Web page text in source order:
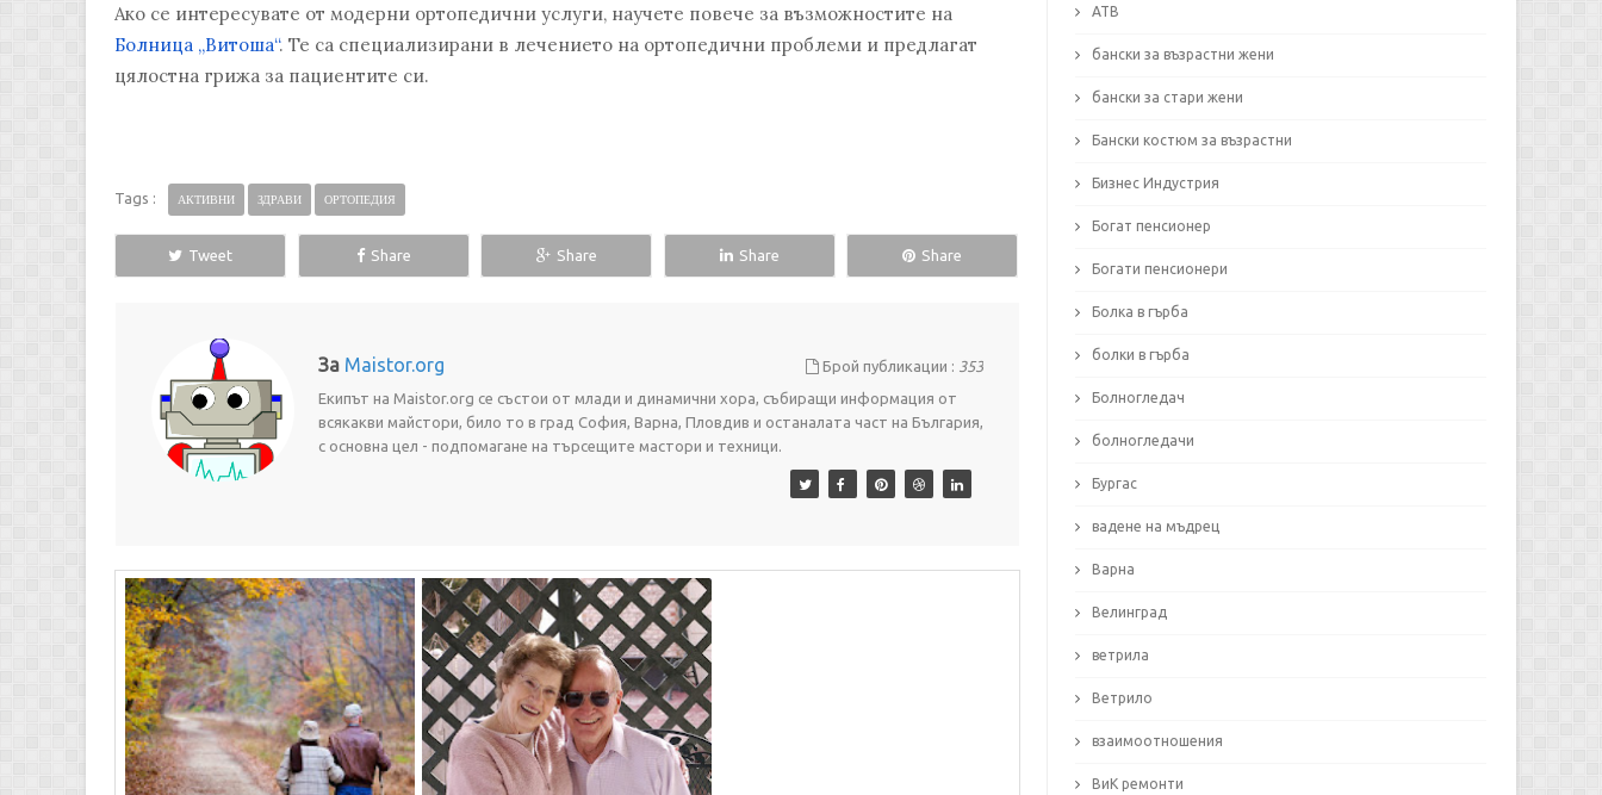
Ако се интересувате от модерни ортопедични услуги, научете повече за възможностите на
Болница „Витоша“. Те са специализирани в лечението на ортопедични проблеми и предлагат
цялостна грижа за пациентите си.
Tags : АКТИВНИ ЗДРАВИ ОРТОПЕДИЯ
Tweet Share Share Share Share
За Maistor.org Брой публикации : 353
Екипът на Maistor.org се състои от млади и динамични хора, събиращи информация от
всякакви майстори, било то в град София, Варна, Пловдив и останалата част на България,
с основна цел - подпомагане на търсещите мастори и техници.
АТВ
бански за възрастни жени
бански за стари жени
Бански костюм за възрастни
Бизнес Индустрия
Богат пенсионер
Богати пенсионери
Болка в гърба
болки в гърба
Болногледач
болногледачи
Бургас
вадене на мъдрец
Варна
Велинград
ветрила
Ветрило
взаимоотношения
ВиК ремонти